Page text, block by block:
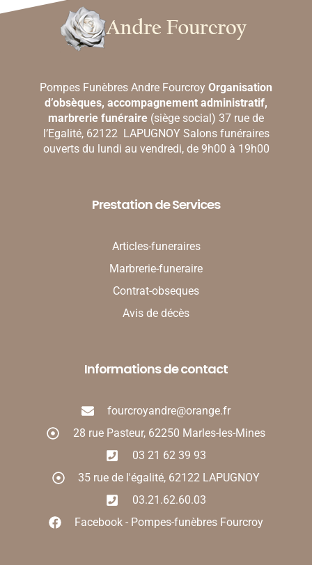
Pompes Funèbres Andre Fourcroy Organisation
d’obsèques, accompagnement administratif,
marbrerie funéraire (siège social) 37 rue de
l’Egalité, 62122 LAPUGNOY Salons funéraires
ouverts du lundi au vendredi, de 9h00 à 19h00
Prestation de Services
Articles-funeraires
Marbrerie-funeraire
Contrat-obseques
Avis de décès
Informations de contact
fourcroyandre@orange.fr
28 rue Pasteur, 62250 Marles-les-Mines
03 21 62 39 93
35 rue de l'égalité, 62122 LAPUGNOY
03.21.62.60.03
Facebook - Pompes-funèbres Fourcroy